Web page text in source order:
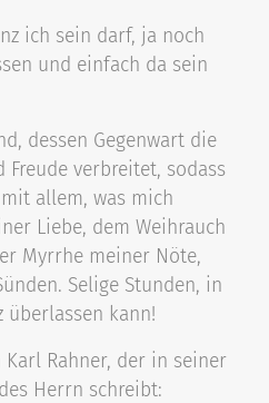
ich sein darf, ja noch
und einfach da sein
dessen Gegenwart die
verbreitet, sodass
allem, was mich
Liebe, dem Weihrauch
Myrrhe meiner Nöte,
Selige Stunden, in
überlassen kann!
Rahner, der in seiner
Herrn schreibt: